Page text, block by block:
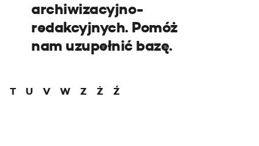
archiwizacyjno-
redakcyjnych. Pomóż
nam uzupełnić bazę.
T U V W Z Ż
Ź